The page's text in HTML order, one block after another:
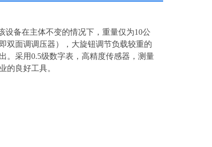
设备在主体不变的情况下，重量仅为10公
双面调调压器），大旋钮调节负载较重的
。采用0.5级数字表，高精度传感器，测量
的良好工具。